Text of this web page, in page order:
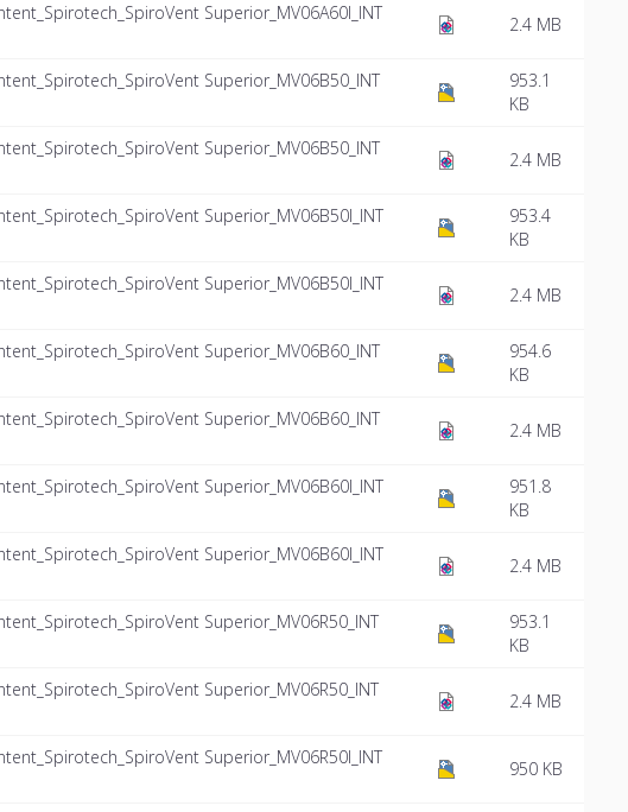
Superior_MV06A60I_INT
2.4 MB
Superior_MV06B50_INT
953.1
KB
Superior_MV06B50_INT
2.4 MB
Superior_MV06B50I_INT
953.4
KB
Superior_MV06B50I_INT
2.4 MB
Superior_MV06B60_INT
954.6
KB
Superior_MV06B60_INT
2.4 MB
Superior_MV06B60I_INT
951.8
KB
Superior_MV06B60I_INT
2.4 MB
Superior_MV06R50_INT
953.1
KB
Superior_MV06R50_INT
2.4 MB
Superior_MV06R50I_INT
950 KB